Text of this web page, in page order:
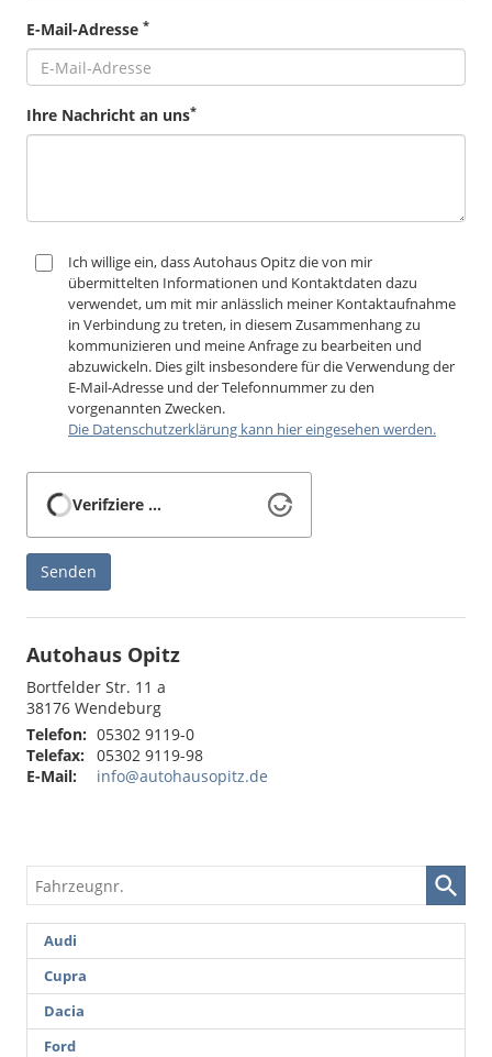
E-Mail-Adresse *
Ihre Nachricht an uns*
Ich willige ein, dass Autohaus Opitz die von mir
übermittelten Informationen und Kontaktdaten dazu
verwendet, um mit mir anlässlich meiner Kontaktaufnahme
in Verbindung zu treten, in diesem Zusammenhang zu
kommunizieren und meine Anfrage zu bearbeiten und
abzuwickeln. Dies gilt insbesondere für die Verwendung der
E-Mail-Adresse und der Telefonnummer zu den
vorgenannten Zwecken.
Die Datenschutzerklärung kann hier eingesehen werden.
Verifziere …
Senden
Autohaus Opitz
Bortfelder Str. 11 a
38176 Wendeburg
Telefon: 05302 9119-0
Telefax:
05302 9119-98
E-Mail:
info@autohausopitz.de
Fahrzeugnr.
Audi
Cupra
Dacia
Ford